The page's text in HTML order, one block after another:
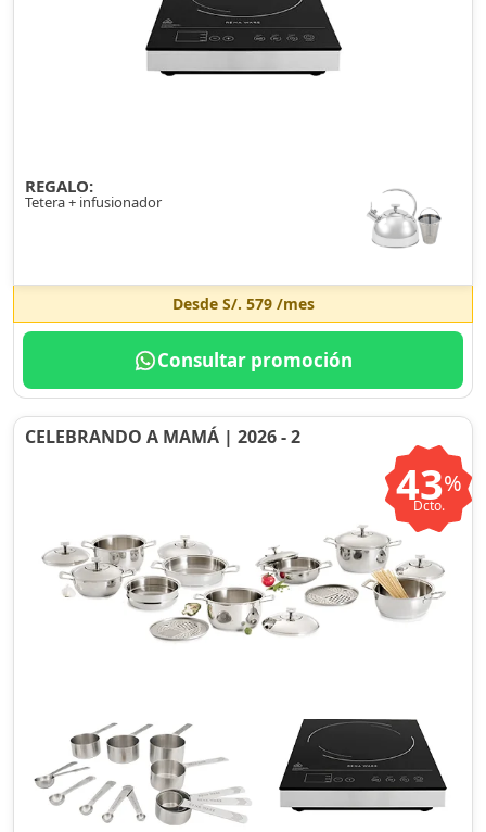
REGALO:
Tetera + infusionador
Desde S/. 579/mes
Consultar promoción
CELEBRANDO A MAMÁ | 2026 - 2
43%
Dcto.